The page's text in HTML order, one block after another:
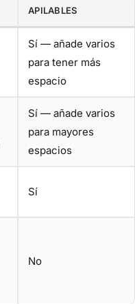
APILABLES
Sí — añade varios
para tener más
espacio
Sí — añade varios
para mayores
espacios
Sí
No